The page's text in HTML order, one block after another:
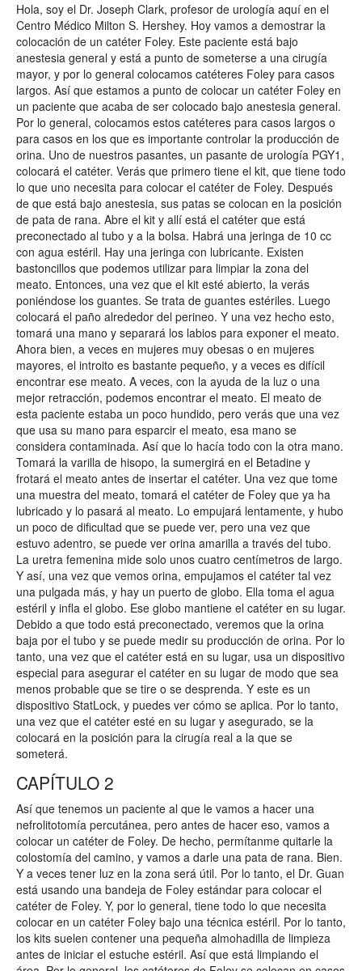
Hola, soy el Dr. Joseph Clark, profesor de urología aquí en el
Centro Médico Milton S. Hershey. Hoy vamos a demostrar la
colocación de un catéter Foley. Este paciente está bajo
anestesia general y está a punto de someterse a una cirugía
mayor, y por lo general colocamos catéteres Foley para casos
largos. Así que estamos a punto de colocar un catéter Foley en
un paciente que acaba de ser colocado bajo anestesia general.
Por lo general, colocamos estos catéteres para casos largos o
para casos en los que es importante controlar la producción de
orina. Uno de nuestros pasantes, un pasante de urología PGY1,
colocará el catéter. Verás que primero tiene el kit, que tiene todo
lo que uno necesita para colocar el catéter de Foley. Después
de que está bajo anestesia, sus patas se colocan en la posición
de pata de rana. Abre el kit y allí está el catéter que está
preconectado al tubo y a la bolsa. Habrá una jeringa de 10 cc
con agua estéril. Hay una jeringa con lubricante. Existen
bastoncillos que podemos utilizar para limpiar la zona del
meato. Entonces, una vez que el kit esté abierto, la verás
poniéndose los guantes. Se trata de guantes estériles. Luego
colocará el paño alrededor del perineo. Y una vez hecho esto,
tomará una mano y separará los labios para exponer el meato.
Ahora bien, a veces en mujeres muy obesas o en mujeres
mayores, el introito es bastante pequeño, y a veces es difícil
encontrar ese meato. A veces, con la ayuda de la luz o una
mejor retracción, podemos encontrar el meato. El meato de
esta paciente estaba un poco hundido, pero verás que una vez
que usa su mano para esparcir el meato, esa mano se
considera contaminada. Así que lo hacía todo con la otra mano.
Tomará la varilla de hisopo, la sumergirá en el Betadine y
frotará el meato antes de insertar el catéter. Una vez que tome
una muestra del meato, tomará el catéter de Foley que ya ha
lubricado y lo pasará al meato. Lo empujará lentamente, y hubo
un poco de dificultad que se puede ver, pero una vez que
estuvo adentro, se puede ver orina amarilla a través del tubo.
La uretra femenina mide solo unos cuatro centímetros de largo.
Y así, una vez que vemos orina, empujamos el catéter tal vez
una pulgada más, y hay un puerto de globo. Ella toma el agua
estéril y infla el globo. Ese globo mantiene el catéter en su lugar.
Debido a que todo está preconectado, veremos que la orina
baja por el tubo y se puede medir su producción de orina. Por lo
tanto, una vez que el catéter está en su lugar, usa un dispositivo
especial para asegurar el catéter en su lugar de modo que sea
menos probable que se tire o se desprenda. Y este es un
dispositivo StatLock, y puedes ver cómo se aplica. Por lo tanto,
una vez que el catéter esté en su lugar y asegurado, se la
colocará en la posición para la cirugía real a la que se
someterá.
CAPÍTULO 2
Así que tenemos un paciente al que le vamos a hacer una
nefrolitotomía percutánea, pero antes de hacer eso, vamos a
colocar un catéter de Foley. De hecho, permítanme quitarle la
colostomía del camino, y vamos a darle una pata de rana. Bien.
Y a veces tener luz en la zona será útil. Por lo tanto, el Dr. Guan
está usando una bandeja de Foley estándar para colocar el
catéter de Foley. Y, por lo general, tiene todo lo que necesita
colocar en un catéter Foley bajo una técnica estéril. Por lo tanto,
los kits suelen contener una pequeña almohadilla de limpieza
antes de iniciar el estuche estéril. Así que está limpiando el